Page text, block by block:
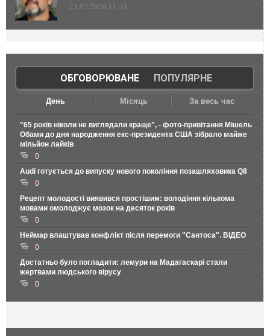
23.07.2026 11:31
ОБГОВОРЮВАНЕ| ПОПУЛЯРНЕ
День Місяць За весь час
"65 років ніколи не виглядали краще", - фото-привітання Мішель
Обами до дня народження екс-президента США зібрало майже
мільйон лайків
0
Audi готується до випуску нового покоління позашляховика Q8
0
Рецепт молодості виявився простішим: володіння кількома
мовами омолоджує мозок на десяток років
0
Неймар влаштував конфлікт після перемоги "Сантоса". ВІДЕО
0
Достатньо було погладити: лемури на Мадагаскарі стали
жертвами людського вірусу
0